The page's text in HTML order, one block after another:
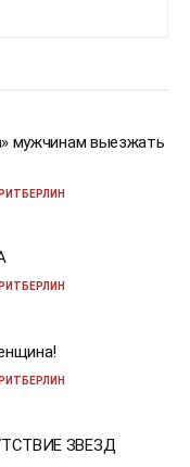
мужчинам выезжать
ЗВЕЗД